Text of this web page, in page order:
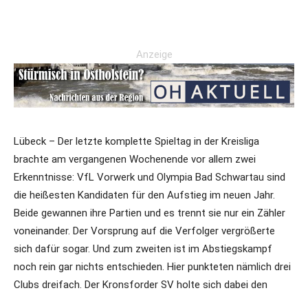
Anzeige
Lübeck – Der letzte komplette Spieltag in der Kreisliga
brachte am vergangenen Wochenende vor allem zwei
Erkenntnisse: VfL Vorwerk und Olympia Bad Schwartau sind
die heißesten Kandidaten für den Aufstieg im neuen Jahr.
Beide gewannen ihre Partien und es trennt sie nur ein Zähler
voneinander. Der Vorsprung auf die Verfolger vergrößerte
sich dafür sogar. Und zum zweiten ist im Abstiegskampf
noch rein gar nichts entschieden. Hier punkteten nämlich drei
Clubs dreifach. Der Kronsforder SV holte sich dabei den